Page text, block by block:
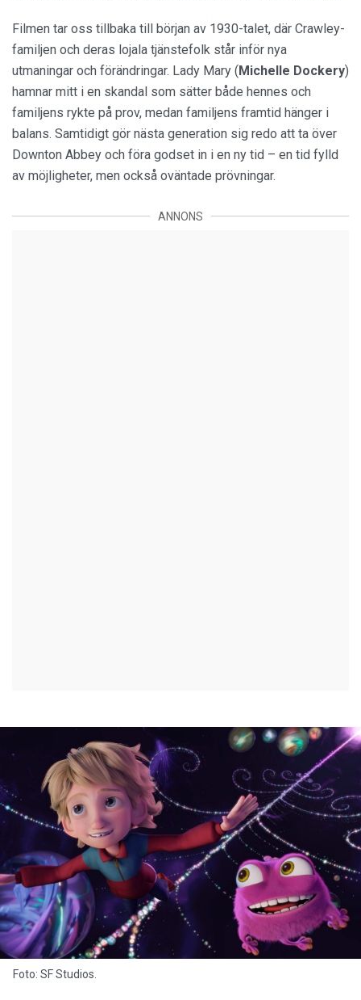
Filmen tar oss tillbaka till början av 1930-talet, där Crawley-
familjen och deras lojala tjänstefolk står inför nya
utmaningar och förändringar. Lady Mary (Michelle Dockery)
hamnar mitt i en skandal som sätter både hennes och
familjens rykte på prov, medan familjens framtid hänger i
balans. Samtidigt gör nästa generation sig redo att ta över
Downton Abbey och föra godset in i en ny tid – en tid fylld
av möjligheter, men också oväntade prövningar.
ANNONS
Foto: SF Studios.